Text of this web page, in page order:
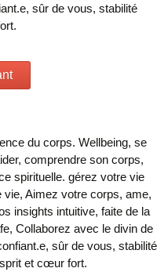
sûr de vous, stabilité
du corps. Wellbeing, se
comprendre son corps,
spirituelle. gérez votre vie
Aimez votre corps, ame,
insights intuitive, faite de la
Collaborez avec le divin de
sûr de vous, stabilité
et cœur fort.